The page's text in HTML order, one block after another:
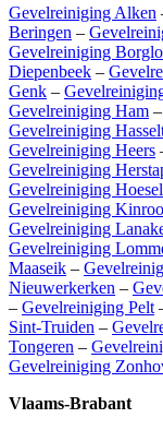
Gevelreiniging Alken
Beringen –
Gevelreiniging
Diepenbeek –
Genk –
Gevelreiniging Ham –
Gevelreiniging
Gevelreiniging Heers
Gevelreiniging
Gevelreiniging
Gevelreiniging
Gevelreiniging
Gevelreiniging
Maaseik –
Nieuwerkerken –
– Gevelreiniging Pelt
Sint-Truiden –
Tongeren –
Gevelreiniging
Vlaams-Brabant